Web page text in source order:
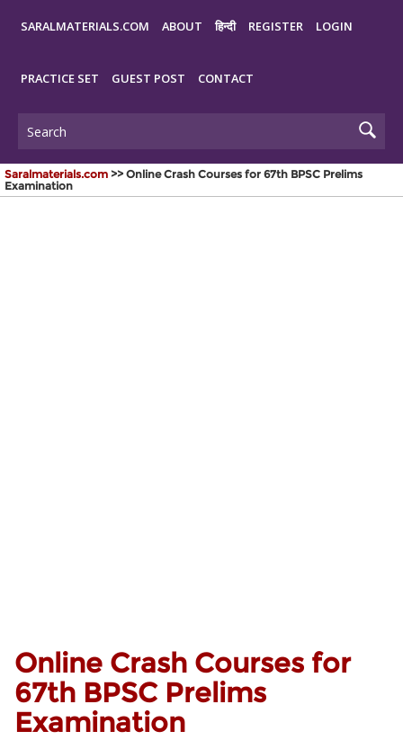
SARALMATERIALS.COM ABOUT हिन्दी REGISTER LOGIN
PRACTICE SET GUEST POST CONTACT
Saralmaterials.com >> Online Crash Courses for 67th BPSC Prelims
Examination
Online Crash Courses for
67th BPSC Prelims
Examination